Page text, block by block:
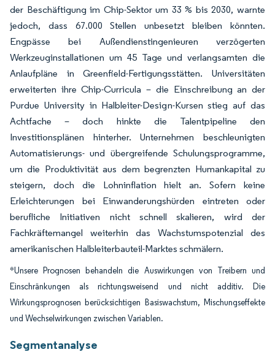
der Beschäftigung im Chip-Sektor um 33 % bis 2030, warnte
jedoch, dass 67.000 Stellen unbesetzt bleiben könnten.
Engpässe bei Außendienstingenieuren verzögerten
Werkzeuginstallationen um 45 Tage und verlangsamten die
Anlaufpläne in Greenfield-Fertigungsstätten. Universitäten
erweiterten ihre Chip-Curricula – die Einschreibung an der
Purdue University in Halbleiter-Design-Kursen stieg auf das
Achtfache – doch hinkte die Talentpipeline den
Investitionsplänen hinterher. Unternehmen beschleunigten
Automatisierungs- und übergreifende Schulungsprogramme,
um die Produktivität aus dem begrenzten Humankapital zu
steigern, doch die Lohninflation hielt an. Sofern keine
Erleichterungen bei Einwanderungshürden eintreten oder
berufliche Initiativen nicht schnell skalieren, wird der
Fachkräftemangel weiterhin das Wachstumspotenzial des
amerikanischen Halbleiterbauteil-Marktes schmälern.
*Unsere Prognosen behandeln die Auswirkungen von Treibern und
Einschränkungen als richtungsweisend und nicht additiv. Die
Wirkungsprognosen berücksichtigen Basiswachstum, Mischungseffekte
und Wechselwirkungen zwischen Variablen.
Segmentanalyse